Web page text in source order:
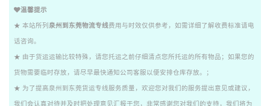
温馨提示
★ 本站所列 泉州到东莞物流专线费用与时效仅供参考，如需详细了解收费标准请电
话咨询。
★ 由于货运运输比较特殊，请您托运之前仔细清点您所托运的所有物品；如果您的
货物需要临时存放，请尽早最快通知公司客服以便安排仓库存放。；
★ 为了提高泉州到东莞货运专线服务质量，欢迎您对我们的服务提出意见或建议，
我们会认真对待并及时把处理意见汇报于您，非常感谢您对我们的支持，我们将为